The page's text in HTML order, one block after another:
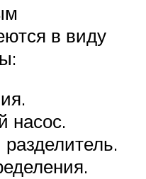
в виду
насос.